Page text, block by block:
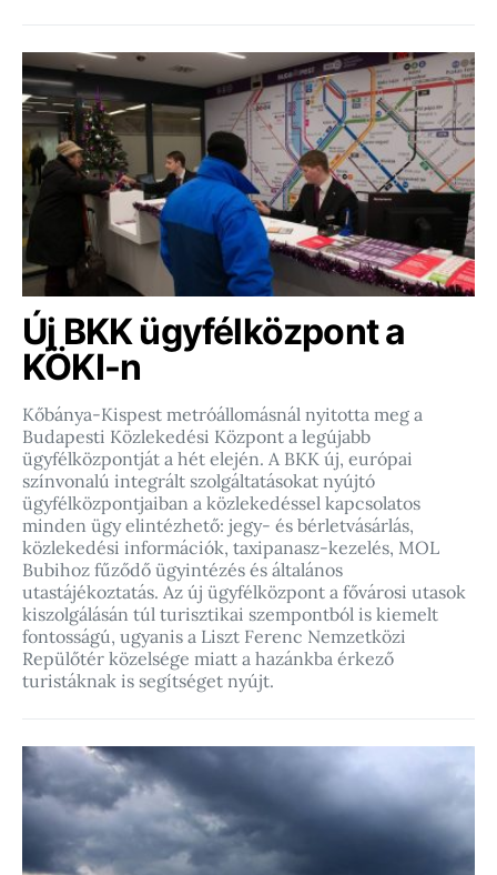
Új BKK ügyfélközpont a
KÖKI-n
Kőbánya-Kispest metróállomásnál nyitotta meg a
Budapesti Közlekedési Központ a legújabb
ügyfélközpontját a hét elején. A BKK új, európai
színvonalú integrált szolgáltatásokat nyújtó
ügyfélközpontjaiban a közlekedéssel kapcsolatos
minden ügy elintézhető: jegy- és bérletvásárlás,
közlekedési információk, taxipanasz-kezelés, MOL
Bubihoz fűződő ügyintézés és általános
utastájékoztatás. Az új ügyfélközpont a fővárosi utasok
kiszolgálásán túl turisztikai szempontból is kiemelt
fontosságú, ugyanis a Liszt Ferenc Nemzetközi
Repülőtér közelsége miatt a hazánkba érkező
turistáknak is segítséget nyújt.